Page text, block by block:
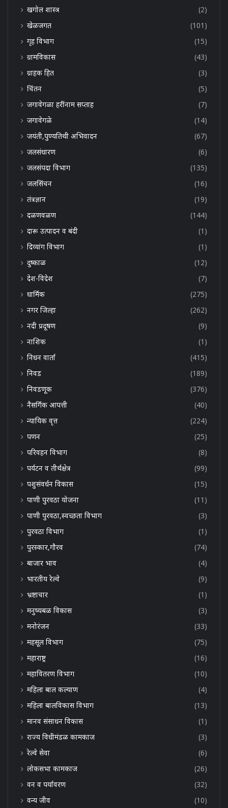
खगोल शास्त्र
(2)
खेळजगत
(101)
गृह विभाग
(15)
ग्रामविकास
(43)
ग्राहक हित
(3)
चिंतन
(5)
जगावेगळा हरींनाम सप्ताह
(7)
जगावेगळे
(14)
जयंती,पुण्यतिथी अभिवादन
(67)
जलसंधारण
(6)
जलसंपदा विभाग
(135)
जलसिंचन
(16)
तंत्रज्ञान
(19)
दळणवळण
(144)
दारू उत्पादन व बंदी
(1)
दिव्यांग विभाग
(1)
दुष्काळ
(12)
देश-विदेश
(7)
धार्मिक
(275)
नगर जिल्हा
(262)
नदी प्रदूषण
(9)
नाशिक
(1)
निधन वार्ता
(415)
निवड
(189)
निवडणूक
(376)
नैसर्गिक आपत्ती
(40)
न्यायिक वृत्त
(224)
पणन
(25)
परिवहन विभाग
(8)
पर्यटन व तीर्थक्षेत्र
(99)
पशुसंवर्धन विकास
(15)
पाणी पुरवठा योजना
(11)
पाणी पुरवठा,स्वच्छता विभाग
(3)
पुरवठा विभाग
(1)
पुरस्कार,गौरव
(74)
बाजार भाव
(4)
भारतीय रेल्वे
(9)
भ्रष्टाचार
(1)
मनुष्यबळ विकास
(3)
मनोरंजन
(33)
महसूल विभाग
(75)
महाराष्ट्र
(16)
महावितरण विभाग
(10)
महिला बाल कल्याण
(4)
महिला बालविकास विभाग
(13)
मानव संसाधन विकास
(1)
राज्य विधीमंडळ कामकाज
(3)
रेल्वे सेवा
(6)
लोकसभा कामकाज
(26)
वन व पर्यावरण
(32)
वन्य जीव
(10)